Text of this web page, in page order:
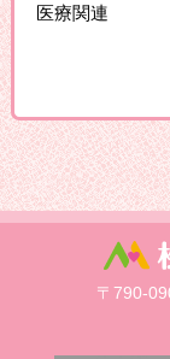
医療関連
〒790-